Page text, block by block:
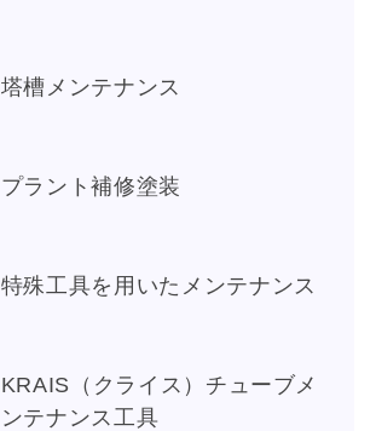
塔槽メンテナンス
プラント補修塗装
特殊工具を用いたメンテナンス
KRAIS（クライス）チューブメ
ンテナンス工具